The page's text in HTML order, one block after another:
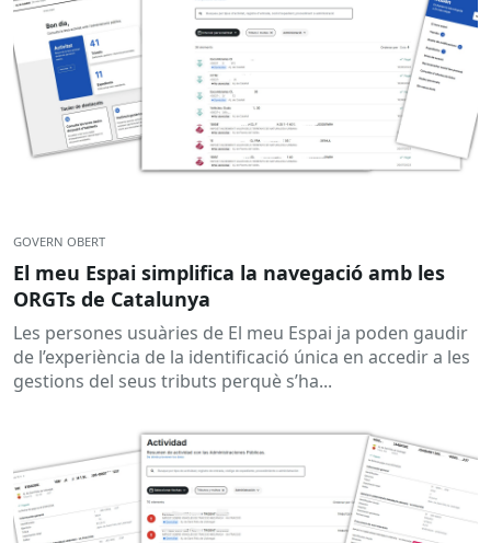
GOVERN OBERT
El meu Espai simplifica la navegació amb les
ORGTs de Catalunya
Les persones usuàries de El meu Espai ja poden gaudir
de l’experiència de la identificació única en accedir a les
gestions del seus tributs perquè s’ha...